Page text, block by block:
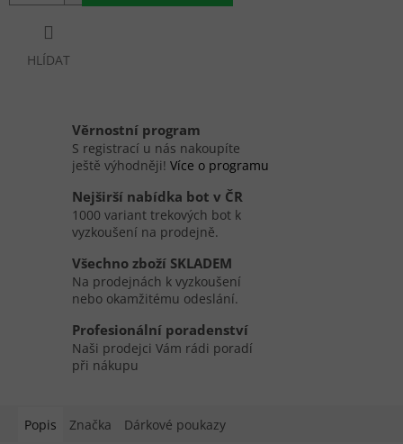
HLÍDAT
Věrnostní program
S registrací u nás nakoupíte
ještě výhodněji! Více o programu
Nejširší nabídka bot v ČR
1000 variant trekových bot k
vyzkoušení na prodejně.
Všechno zboží SKLADEM
Na prodejnách k vyzkoušení
nebo okamžitému odeslání.
Profesionální poradenství
Naši prodejci Vám rádi poradí
při nákupu
Popis Značka Dárkové poukazy